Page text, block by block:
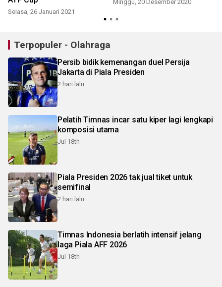
Selasa, 26 Januari 2021
Minggu, 20 Desember 2020
Terpopuler - Olahraga
Persib bidik kemenangan duel Persija
Jakarta di Piala Presiden
2 hari lalu
Pelatih Timnas incar satu kiper lagi lengkapi
komposisi utama
Jul 18th
Piala Presiden 2026 tak jual tiket untuk
semifinal
2 hari lalu
Timnas Indonesia berlatih intensif jelang
laga Piala AFF 2026
Jul 18th